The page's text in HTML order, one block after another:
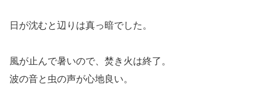
日が沈むと辺りは真っ暗でした。
風が止んで暑いので、焚き火は終了。
波の音と虫の声が心地良い。